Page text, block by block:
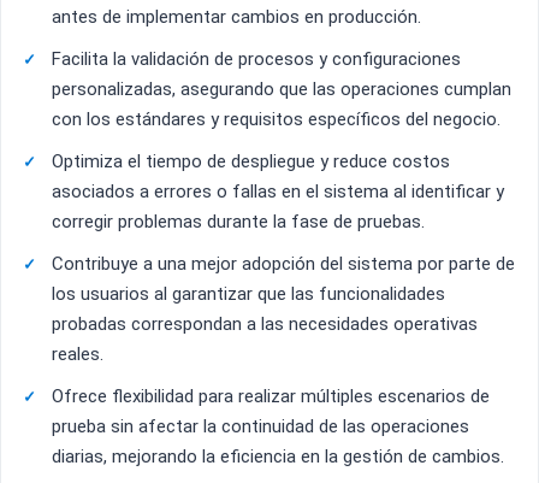
antes de implementar cambios en producción.
Facilita la validación de procesos y configuraciones
personalizadas, asegurando que las operaciones cumplan
con los estándares y requisitos específicos del negocio.
Optimiza el tiempo de despliegue y reduce costos
asociados a errores o fallas en el sistema al identificar y
corregir problemas durante la fase de pruebas.
Contribuye a una mejor adopción del sistema por parte de
los usuarios al garantizar que las funcionalidades
probadas correspondan a las necesidades operativas
reales.
Ofrece flexibilidad para realizar múltiples escenarios de
prueba sin afectar la continuidad de las operaciones
diarias, mejorando la eficiencia en la gestión de cambios.